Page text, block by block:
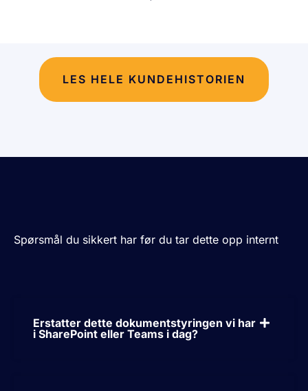
LES HELE KUNDEHISTORIEN
Spørsmål du sikkert har før du tar dette opp internt
Erstatter dette dokumentstyringen vi har
i SharePoint eller Teams i dag?